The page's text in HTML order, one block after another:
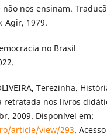
não nos ensinam.
Agir, 1979.
no Brasil
Terezinha.
retratada nos livros
2009. Disponível em:
article/view/293.